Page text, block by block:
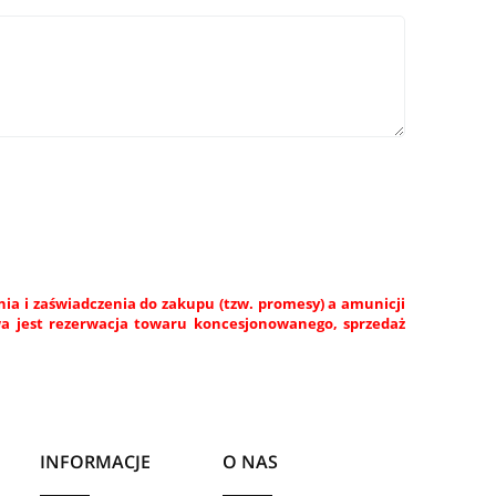
i zaświadczenia do zakupu (tzw. promesy) a amunicji
rezerwacja towaru koncesjonowanego, sprzedaż
INFORMACJE O NAS